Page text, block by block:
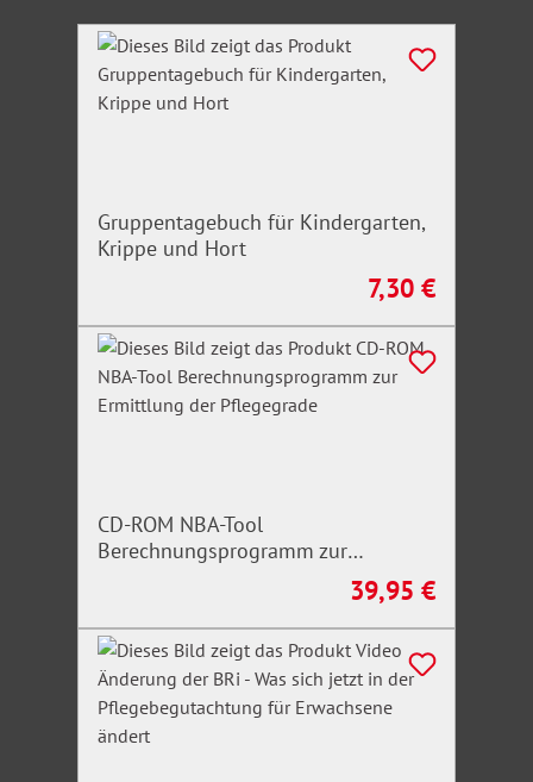
Produktgalerie überspringen
Gruppentagebuch für Kindergarten,
Krippe und Hort
Regulärer Preis:
7,30 €
CD-ROM NBA-Tool
Berechnungsprogramm zur
Regulärer Preis:
39,95 €